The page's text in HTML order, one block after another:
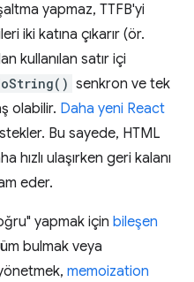
yapmaz, TTFB'yi
iki katına çıkarır (ör.
kullanılan satır içi
senkron ve tek
olabilir. Daha yeni React
Bu sayede, HTML
hızlı ulaşırken geri kalanı
eder.
yapmak için bileşen
bulmak veya
memoization